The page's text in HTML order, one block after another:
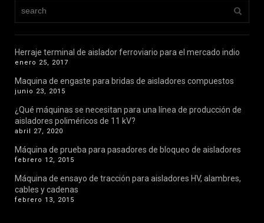
Herraje terminal de aislador ferroviario para el mercado indio
enero 25, 2017
Maquina de engaste para bridas de aisladores compuestos
junio 23, 2015
¿Qué máquinas se necesitan para una línea de producción de
aisladores poliméricos de 11 kV?
abril 27, 2020
Máquina de prueba para pasadores de bloqueo de aisladores
febrero 12, 2015
Máquina de ensayo de tracción para aisladores HV, alambres,
cables y cadenas
febrero 13, 2015